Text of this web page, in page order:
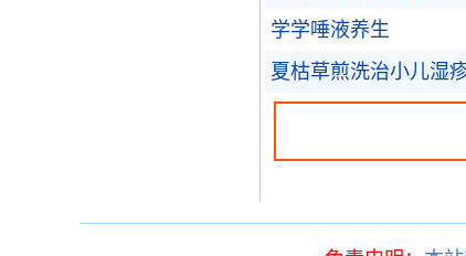
学学唾液养生
夏枯草煎洗治小儿湿